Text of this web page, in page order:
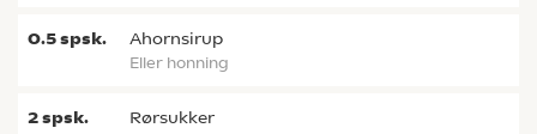
0.5spsk. ahornsirup
eller honning
2spsk. rørsukker